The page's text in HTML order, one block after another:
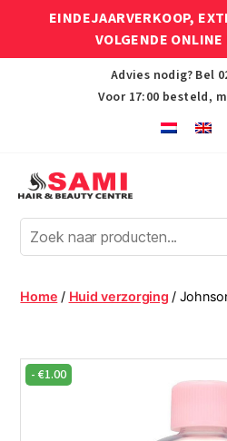
EINDEJAARVERKOOP,
VOLGENDE
Advies nodig? Bel
Voor 17:00 besteld,
Afro
Hair
Beauty
Centre
Home / Huid verzorging /
-€1.00